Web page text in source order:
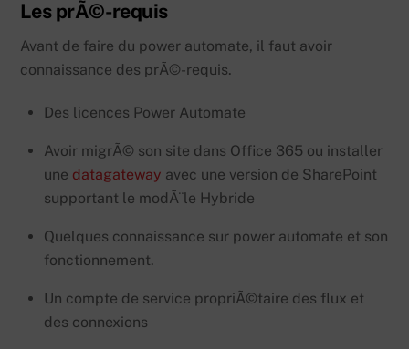
Les prÃ©-requis
Avant de faire du power automate, il faut avoir
connaissance des prÃ©-requis.
Des licences Power Automate
Avoir migrÃ© son site dans Office 365 ou installer
une datagateway avec une version de SharePoint
supportant le modÃ¨le Hybride
Quelques connaissance sur power automate et son
fonctionnement.
Un compte de service propriÃ©taire des flux et
des connexions